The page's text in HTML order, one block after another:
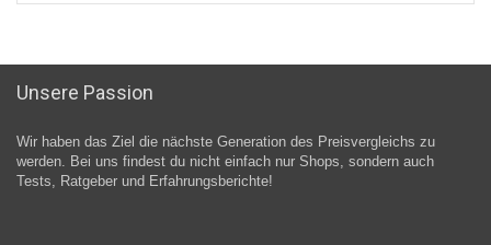
Unsere Passion
Wir haben das Ziel die nächste Generation des Preisvergleichs zu
werden. Bei uns findest du nicht einfach nur Shops, sondern auch
Tests, Ratgeber und Erfahrungsberichte!